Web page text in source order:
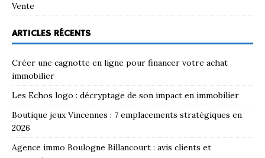
Vente
ARTICLES RÉCENTS
Créer une cagnotte en ligne pour financer votre achat
immobilier
Les Echos logo : décryptage de son impact en immobilier
Boutique jeux Vincennes : 7 emplacements stratégiques en
2026
Agence immo Boulogne Billancourt : avis clients et